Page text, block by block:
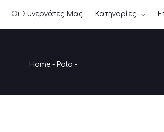
Οι Συνεργάτες Μας Κατηγορίες
Home - Polo -